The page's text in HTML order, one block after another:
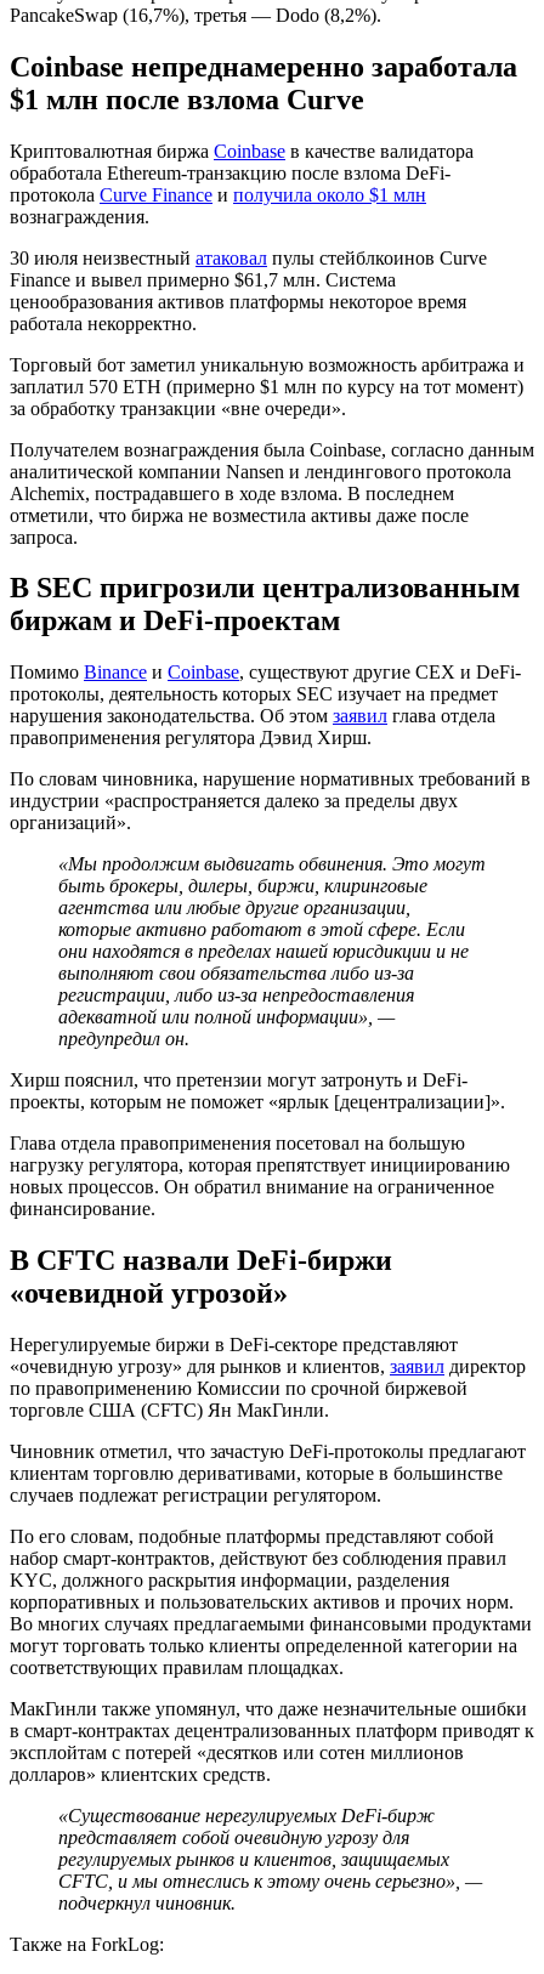
PancakeSwap (16,7%), третья — Dodo (8,2%).
Coinbase непреднамеренно заработала
$1 млн после взлома Curve
Криптовалютная биржа Coinbase в качестве валидатора
обработала Ethereum-транзакцию после взлома DeFi-
протокола Curve Finance и получила около $1 млн
вознаграждения.
30 июля неизвестный атаковал пулы стейблкоинов Curve
Finance и вывел примерно $61,7 млн. Система
ценообразования активов платформы некоторое время
работала некорректно.
Торговый бот заметил уникальную возможность арбитража и
заплатил 570 ETH (примерно $1 млн по курсу на тот момент)
за обработку транзакции «вне очереди».
Получателем вознаграждения была Coinbase, согласно данным
аналитической компании Nansen и лендингового протокола
Alchemix, пострадавшего в ходе взлома. В последнем
отметили, что биржа не возместила активы даже после
запроса.
В SEC пригрозили централизованным
биржам и DeFi-проектам
Помимо Binance и Coinbase, существуют другие CEX и DeFi-
протоколы, деятельность которых SEC изучает на предмет
нарушения законодательства. Об этом заявил глава отдела
правоприменения регулятора Дэвид Хирш.
По словам чиновника, нарушение нормативных требований в
индустрии «распространяется далеко за пределы двух
организаций».
«Мы продолжим выдвигать обвинения. Это могут
быть брокеры, дилеры, биржи, клиринговые
агентства или любые другие организации,
которые активно работают в этой сфере. Если
они находятся в пределах нашей юрисдикции и не
выполняют свои обязательства либо из-за
регистрации, либо из-за непредоставления
адекватной или полной информации», —
предупредил он.
Хирш пояснил, что претензии могут затронуть и DeFi-
проекты, которым не поможет «ярлык [децентрализации]».
Глава отдела правоприменения посетовал на большую
нагрузку регулятора, которая препятствует инициированию
новых процессов. Он обратил внимание на ограниченное
финансирование.
В CFTC назвали DeFi-биржи
«очевидной угрозой»
Нерегулируемые биржи в DeFi-секторе представляют
«очевидную угрозу» для рынков и клиентов, заявил директор
по правоприменению Комиссии по срочной биржевой
торговле США (CFTC) Ян МакГинли.
Чиновник отметил, что зачастую DeFi-протоколы предлагают
клиентам торговлю деривативами, которые в большинстве
случаев подлежат регистрации регулятором.
По его словам, подобные платформы представляют собой
набор смарт-контрактов, действуют без соблюдения правил
KYC, должного раскрытия информации, разделения
корпоративных и пользовательских активов и прочих норм.
Во многих случаях предлагаемыми финансовыми продуктами
могут торговать только клиенты определенной категории на
соответствующих правилам площадках.
МакГинли также упомянул, что даже незначительные ошибки
в смарт-контрактах децентрализованных платформ приводят к
эксплойтам с потерей «десятков или сотен миллионов
долларов» клиентских средств.
«Существование нерегулируемых DeFi-бирж
представляет собой очевидную угрозу для
регулируемых рынков и клиентов, защищаемых
CFTC, и мы отнеслись к этому очень серьезно», —
подчеркнул чиновник.
Также на ForkLog: